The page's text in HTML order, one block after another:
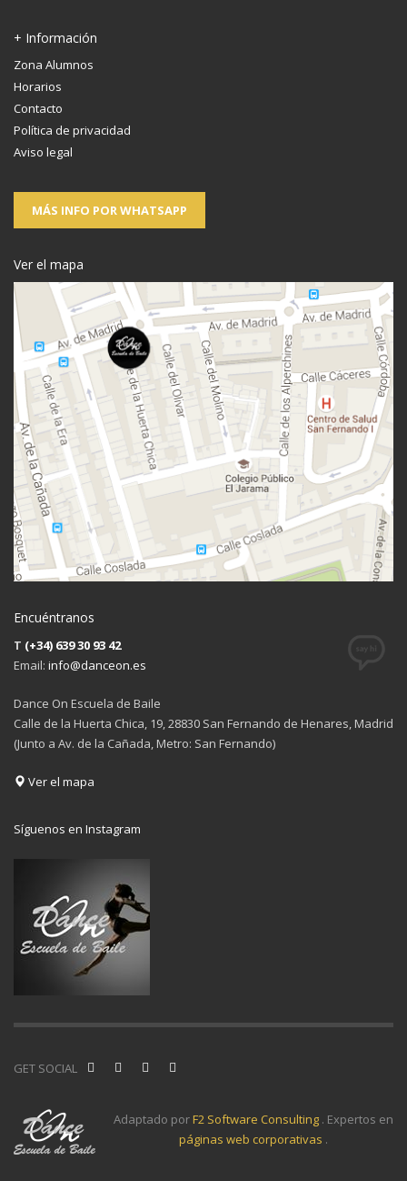
+ Información
Zona Alumnos
Horarios
Contacto
Política de privacidad
Aviso legal
MÁS INFO POR WHATSAPP
Ver el mapa
Encuéntranos
T (+34) 639 30 93 42
Email: info@danceon.es
Dance On Escuela de Baile
Calle de la Huerta Chica, 19, 28830 San Fernando de Henares, Madrid
(Junto a Av. de la Cañada, Metro: San Fernando)
Ver el mapa
Síguenos en Instagram
GET SOCIAL
Adaptado porF2 Software Consulting . Expertos en
páginas web corporativas .